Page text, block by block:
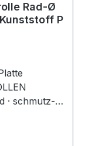
Ø
P
· schmutz-